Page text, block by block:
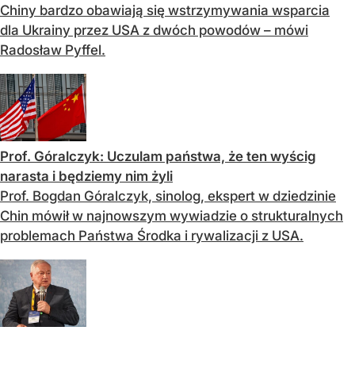
Chiny bardzo obawiają się wstrzymywania wsparcia
dla Ukrainy przez USA z dwóch powodów – mówi
Radosław Pyffel.
Prof. Góralczyk: Uczulam państwa, że ten wyścig
narasta i będziemy nim żyli
Prof. Bogdan Góralczyk, sinolog, ekspert w dziedzinie
Chin mówił w najnowszym wywiadzie o strukturalnych
problemach Państwa Środka i rywalizacji z USA.